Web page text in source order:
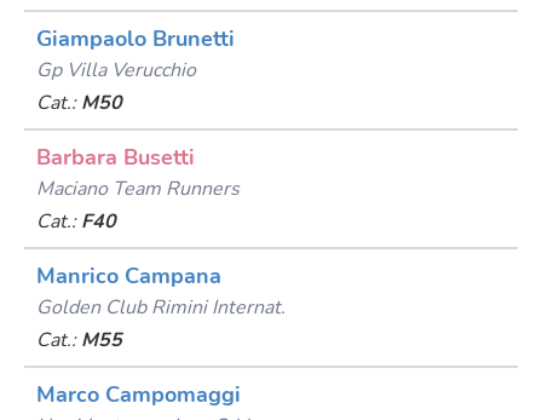
Giampaolo Brunetti
Gp Villa Verucchio
Cat.: M50
Barbara Busetti
Maciano Team Runners
Cat.: F40
Manrico Campana
Golden Club Rimini Internat.
Cat.: M55
Marco Campomaggi